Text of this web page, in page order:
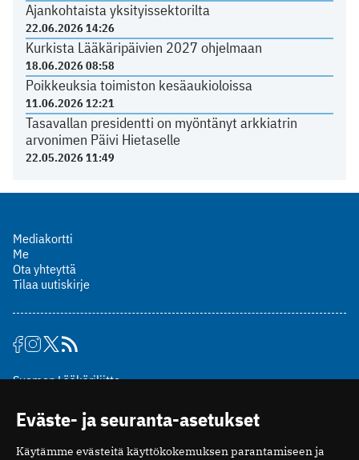
Ajankohtaista yksityissektorilta
22.06.2026 14:26
Kurkista Lääkäripäivien 2027 ohjelmaan
18.06.2026 08:58
Poikkeuksia toimiston kesäaukioloissa
11.06.2026 12:21
Tasavallan presidentti on myöntänyt arkkiatrin
arvonimen Päivi Hietaselle
22.05.2026 11:49
Mediakortti
Me
Ota yhteyttä
Tilaa uutiskirje
Suomen Lääkäriliitto
00510 Helsinki
puh. (09) 393 091
toimitus@potilaanlaakarilehti.fi
Eväste- ja seuranta-asetukset
Käytämme evästeitä käyttökokemuksen parantamiseen ja